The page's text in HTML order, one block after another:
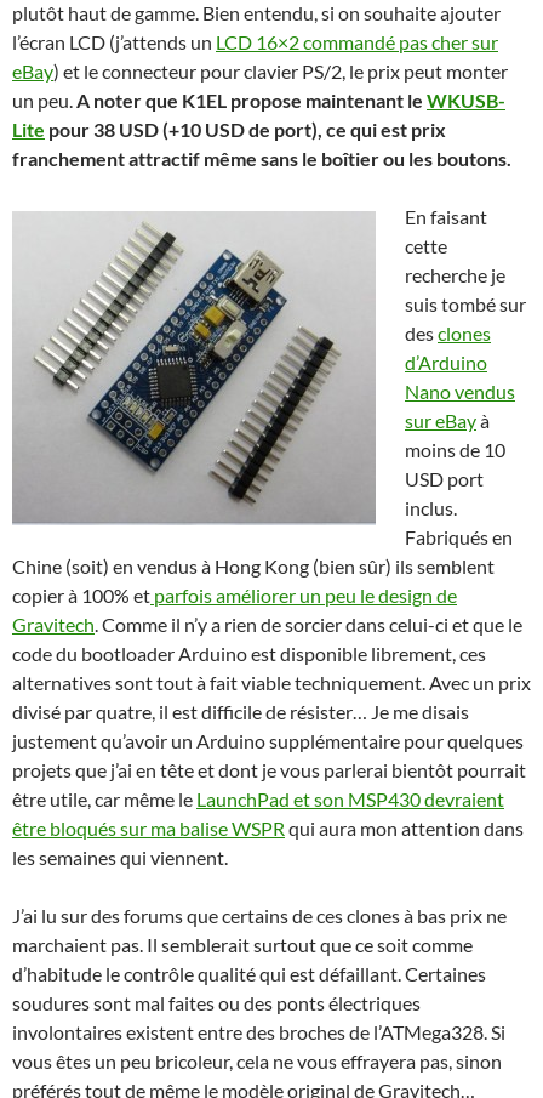
plutôt haut de gamme. Bien entendu, si on souhaite ajouter
l’écran LCD (j’attends un LCD 16×2 commandé pas cher sur
eBay) et le connecteur pour clavier PS/2, le prix peut monter
un peu.A noter que K1EL propose maintenant le WKUSB-
Lite pour 38 USD (+10 USD de port), ce qui est prix
franchement attractif même sans le boîtier ou les boutons.
En faisant
cette
recherche je
suis tombé sur
desclones
d’Arduino
Nano vendus
sur eBayà
moins de 10
USD port
inclus.
Fabriqués en
Chine (soit) en vendus à Hong Kong (bien sûr) ils semblent
copier à 100% et parfois améliorer un peu le design de
Gravitech. Comme il n’y a rien de sorcier dans celui-ci et que le
code du bootloader Arduino est disponible librement, ces
alternatives sont tout à fait viable techniquement. Avec un prix
divisé par quatre, il est difficile de résister… Je me disais
justement qu’avoir un Arduino supplémentaire pour quelques
projets que j’ai en tête et dont je vous parlerai bientôt pourrait
être utile, car même le LaunchPad et son MSP430 devraient
être bloqués sur ma balise WSPR qui aura mon attention dans
les semaines qui viennent.
J’ai lu sur des forums que certains de ces clones à bas prix ne
marchaient pas. Il semblerait surtout que ce soit comme
d’habitude le contrôle qualité qui est défaillant. Certaines
soudures sont mal faites ou des ponts électriques
involontaires existent entre des broches de l’ATMega328. Si
vous êtes un peu bricoleur, cela ne vous effrayera pas, sinon
préférés tout de même le modèle original de Gravitech…